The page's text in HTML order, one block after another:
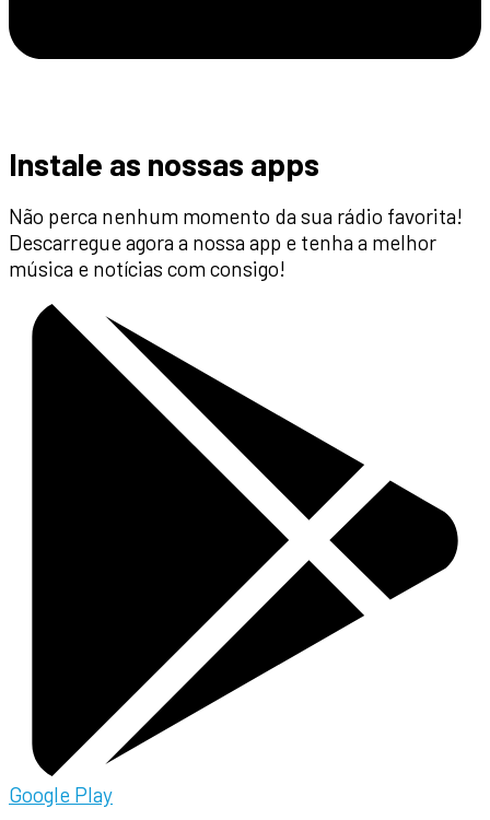
Instale as nossas apps
Não perca nenhum momento da sua rádio favorita!
Descarregue agora a nossa app e tenha a melhor
música e notícias com consigo!
Google Play